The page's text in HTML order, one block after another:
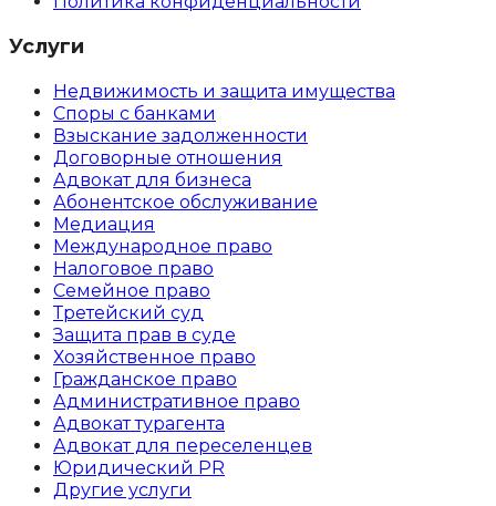
Услуги
Недвижимость и защита имущества
Споры с банками
Взыскание задолженности
Договорные отношения
Адвокат для бизнеса
Абoнентское обслуживание
Медиация
Международное право
Налоговое право
Семейное право
Третейский суд
Защита прав в суде
Хозяйственное право
Гражданское право
Административное право
Адвокат турагента
Адвокат для переселенцев
Юридический PR
Другие услуги